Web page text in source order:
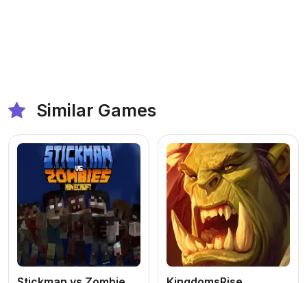
Similar Games